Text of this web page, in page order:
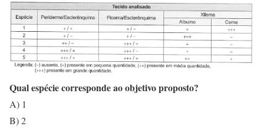
Qual espécie corresponde ao objetivo proposto?
A) 1
B) 2